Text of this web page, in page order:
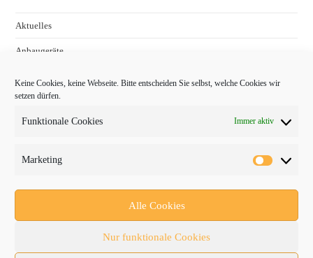
Keine Cookies, keine Webseite. Bitte entscheiden Sie selbst, welche Cookies wir
setzen dürfen.
Funktionale Cookies Immer aktiv
Marketing
Alle Cookies
Nur funktionale Cookies
Aktuelles
Anbaugeräte
Baumaschinen
Fachmessen
Nutzfahrzeuge